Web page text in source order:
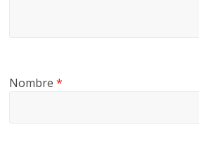
Nombre*